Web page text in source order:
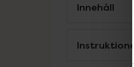
Innehåll
Instruktioner